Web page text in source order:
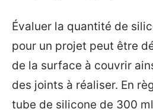
Évaluer la quantité de
pour un projet peut être
de la surface à couvrir
des joints à réaliser. En
tube de silicone de 300